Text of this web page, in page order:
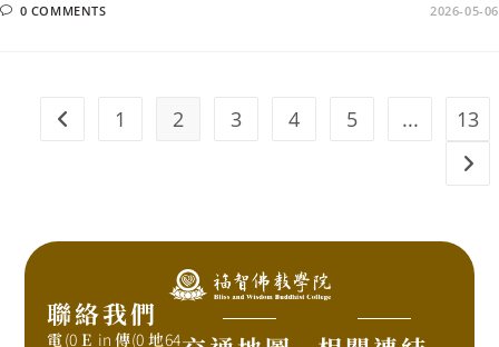
0 COMMENTS 2026-05-06
1 2 3 4 5 ... 13
聯絡我們
電(0 E in 傳(0 地64